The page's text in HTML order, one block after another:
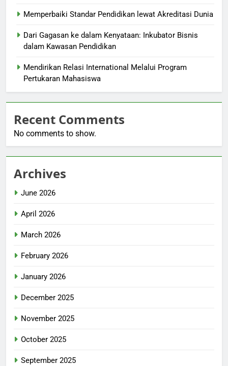
Memperbaiki Standar Pendidikan lewat Akreditasi Dunia
Dari Gagasan ke dalam Kenyataan: Inkubator Bisnis
dalam Kawasan Pendidikan
Mendirikan Relasi International Melalui Program
Pertukaran Mahasiswa
Recent Comments
No comments to show.
Archives
June 2026
April 2026
March 2026
February 2026
January 2026
December 2025
November 2025
October 2025
September 2025